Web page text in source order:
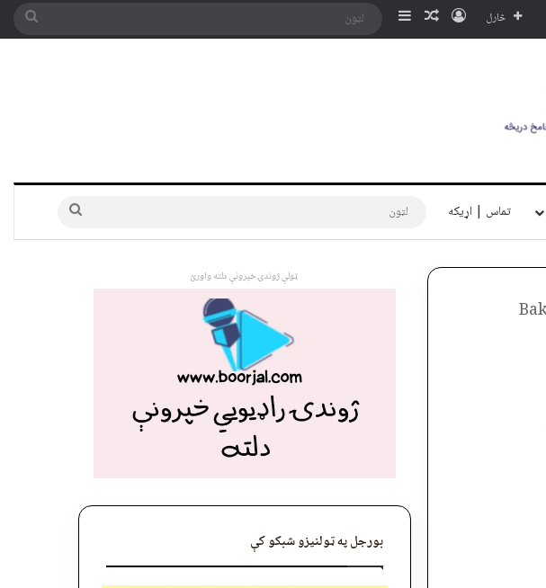
څارل ننوتلناڅاپه توری
Sidebar لټون
تماس | اړیکه لټون
ټولې ژوندۍ خپرونې دلته واورئ
بورجل په ټولنیزو شبکو کې